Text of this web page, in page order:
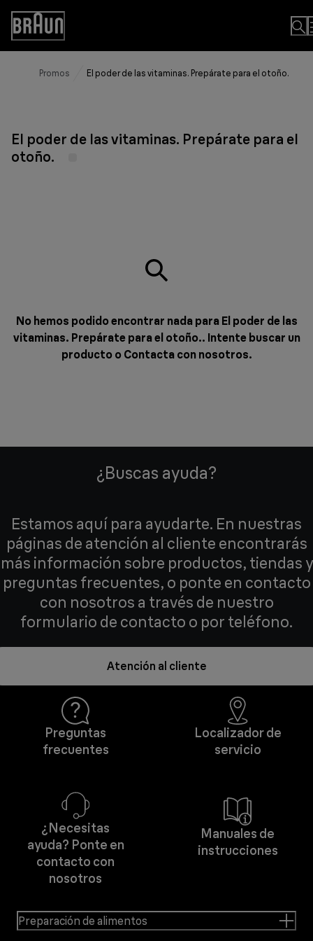
Skip
Content
Accessibility
Statement
Promos El poder de las vitaminas. Prepárate para el otoño.
El poder de las vitaminas. Prepárate para el
otoño.
No hemos podido encontrar nada para El poder de las
vitaminas. Prepárate para el otoño.. Intente buscar un
producto o Contacta con nosotros.
¿Buscas ayuda?
Estamos aquí para ayudarte. En nuestras
páginas de atención al cliente encontrarás
más información sobre productos, tiendas y
preguntas frecuentes, o ponte en contacto
con nosotros a través de nuestro
formulario de contacto o por teléfono.
Atención al cliente
Preguntas
frecuentes
Localizador de
servicio
¿Necesitas
ayuda? Ponte en
contacto con
nosotros
Manuales de
instrucciones
Preparación de alimentos